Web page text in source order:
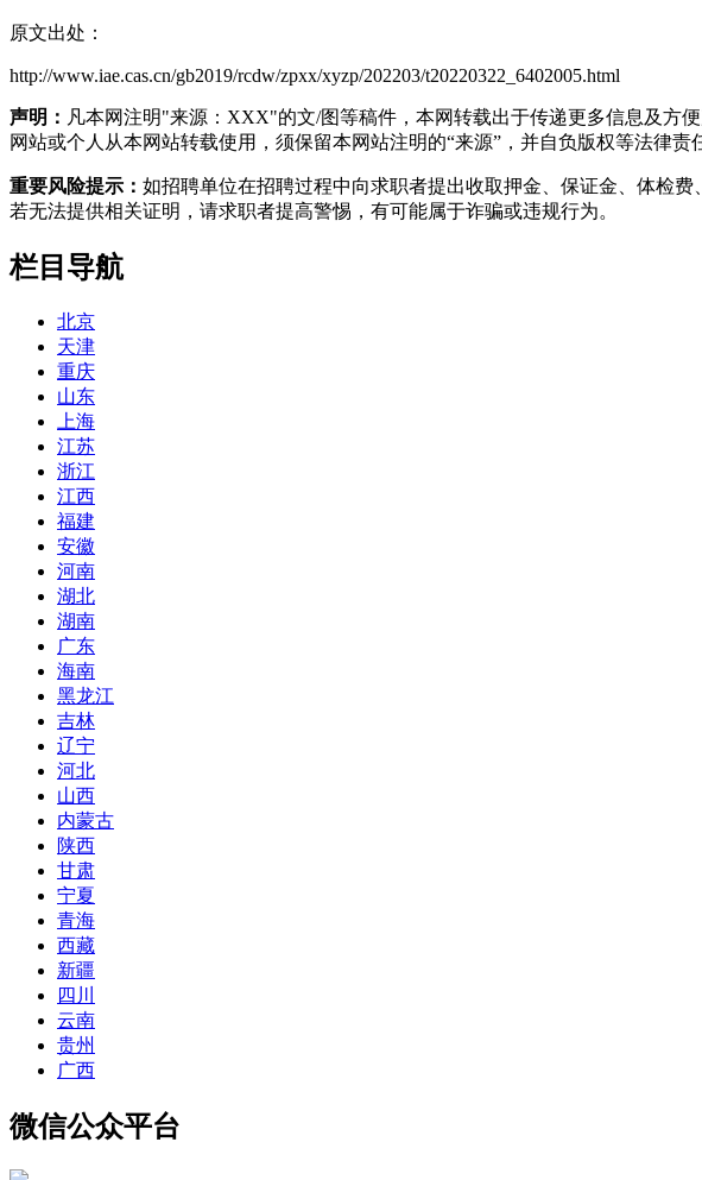
原文出处：
http://www.iae.cas.cn/gb2019/rcdw/zpxx/xyzp/202203/t20220322_6402005.html
声明： 凡本网注明"来源：XXX"的文/图等稿件，本网转载出于传递更多信息及方
网站或个人从本网站转载使用，须保留本网站注明的“来源”，并自负版权等法律
重要风险提示： 如招聘单位在招聘过程中向求职者提出收取押金、保证金、体检
若无法提供相关证明，请求职者提高警惕，有可能属于诈骗或违规行为。
栏目导航
北京
天津
重庆
山东
上海
江苏
浙江
江西
福建
安徽
河南
湖北
湖南
广东
海南
黑龙江
吉林
辽宁
河北
山西
内蒙古
陕西
甘肃
宁夏
青海
西藏
新疆
四川
云南
贵州
广西
微信公众平台